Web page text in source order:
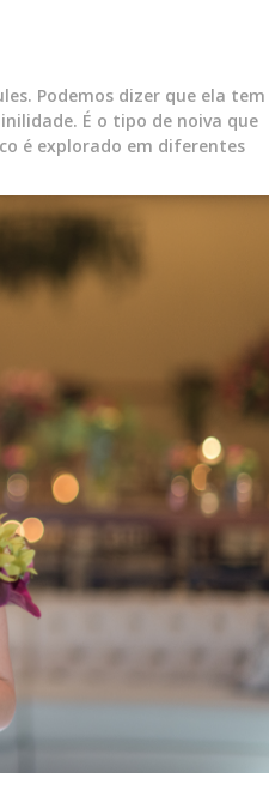
Podemos dizer que ela tem
É o tipo de noiva que
é explorado em diferentes